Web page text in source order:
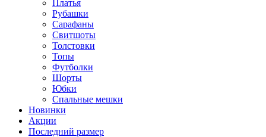
Платья
Рубашки
Сарафаны
Свитшоты
Толстовки
Топы
Футболки
Шорты
Юбки
Спальные мешки
Новинки
Акции
Последний размер